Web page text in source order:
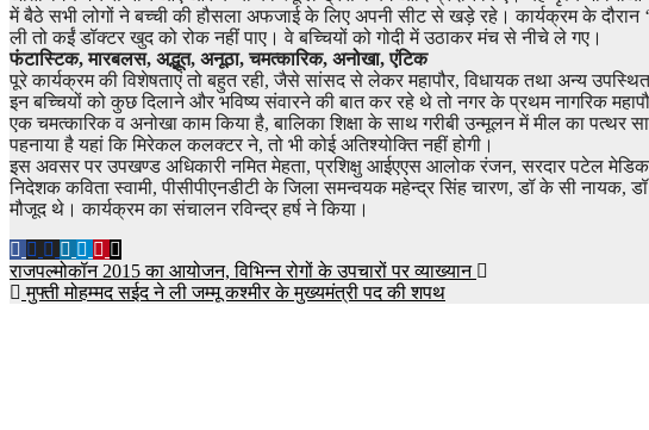
में बैठे सभी लोगों ने बच्ची की हौसला अफजाई के लिए अपनी सीट से खड़े रहे। कार्यक्रम के दौरान
ली तो कईं डॉक्टर खुद को रोक नहीं पाए। वे बच्चियों को गोदी में उठाकर मंच से नीचे ले गए।
फंटास्टिक, मारबलस, अद्भूत, अनूठा, चमत्कारिक, अनोखा, एंटिक
पूरे कार्यक्रम की विशेषताएं तो बहुत रही, जैसे सांसद से लेकर महापौर, विधायक तथा अन्य
इन बच्चियों को कुछ दिलाने और भविष्य संवारने की बात कर रहे थे तो नगर के प्रथम नागरिक
एक चमत्कारिक व अनोखा काम किया है, बालिका शिक्षा के साथ गरीबी उन्मूलन में मील का पत्थर
पहनाया है यहां कि मिरेकल कलक्टर ने, तो भी कोई अतिश्योक्ति नहीं होगी।
इस अवसर पर उपखण्ड अधिकारी नमित मेहता, प्रशिक्षु आईएएस आलोक रंजन, सरदार पटेल
निदेशक कविता स्वामी, पीसीपीएनडीटी के जिला समन्वयक महेन्द्र सिंह चारण, डॉ के सी नायक, डॉ
मौजूद थे। कार्यक्रम का संचालन रविन्द्र हर्ष ने किया।
Post
navigation
राजपल्मोकॉन 2015 का आयोजन, विभिन्न रोगों के उपचारों पर व्याख्यान
मुफ्ती मोहम्मद सईद ने ली जम्मू कश्मीर के मुख्यमंत्री पद की शपथ